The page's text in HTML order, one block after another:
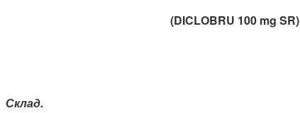
(DICLOBRU 100 mg SR)
Склад.